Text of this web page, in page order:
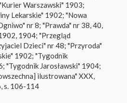
Warszawski" 1903;
Lekarskie" 1902; "Nowa
nr 8; "Prawda" nr 38, 40,
1904; "Przegląd
Dzieci" nr 48; "Przyroda"
1902; "Tygodnik
"Tygodnik Jarosławski" 1904;
ilustrowana" XXX,
s. 106-114